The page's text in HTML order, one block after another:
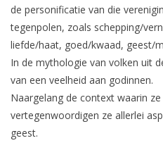
de personificatie van die
tegenpolen, zoals schepping/
liefde/haat, goed/kwaad, geest/
In de mythologie van volken uit
van een veelheid aan godinnen.
Naargelang de context waarin
vertegenwoordigen ze allerlei
geest.